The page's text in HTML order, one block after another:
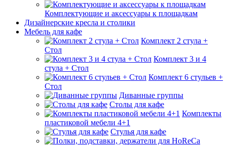
Комплектующие и аксессуары к площадкам
Дизайнерские кресла и столики
Мебель для кафе
Комплект 2 стула +
Стол
Комплект 3 и 4
стула + Стол
Комплект 6 стульев +
Стол
Диванные группы
Столы для кафе
Комплекты
пластиковой мебели 4+1
Стулья для кафе